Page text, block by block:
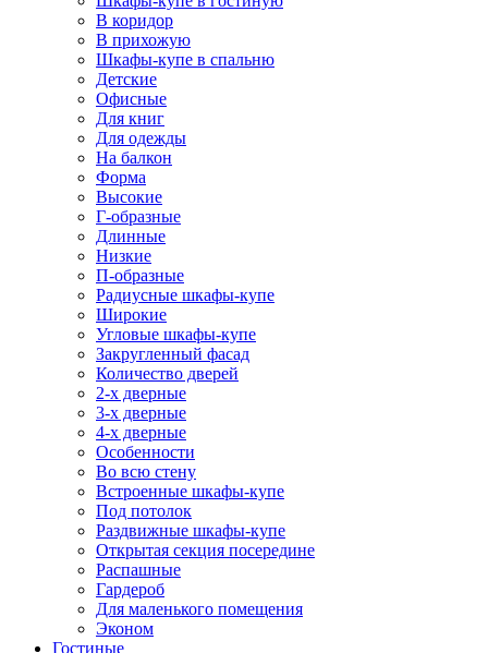
В коридор
В прихожую
Шкафы-купе в спальню
Детские
Офисные
Для книг
Для одежды
На балкон
Форма
Высокие
Г-образные
Длинные
Низкие
П-образные
Радиусные шкафы-купе
Широкие
Угловые шкафы-купе
Закругленный фасад
Количество дверей
2-х дверные
3-х дверные
4-х дверные
Особенности
Во всю стену
Встроенные шкафы-купе
Под потолок
Раздвижные шкафы-купе
Открытая секция посередине
Распашные
Гардероб
Для маленького помещения
Эконом
Гостиные